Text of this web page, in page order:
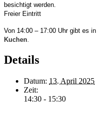
besichtigt werden.
Freier Eintritt
Von 14:00 – 17:00 Uhr gibt es
Kuchen
Details
Datum: 13. April 2025
Zeit:
14:30 - 15:30